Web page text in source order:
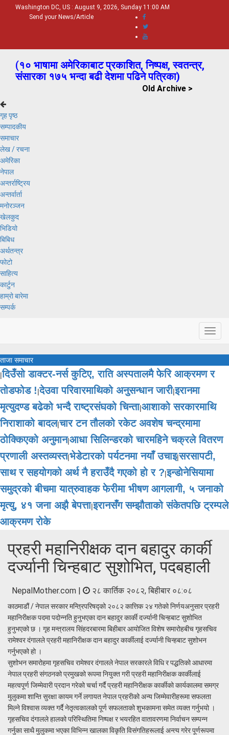
Washington DC, US : August 9, 2026, Sunday 11:00 AM
Send your News/Article
(१० भाषामा अमेरिकाबाट प्रकाशित, निष्पक्ष, स्वतन्त्र,
संसारका १७५ भन्दा बढी देशमा पढिने पत्रिका)
Old Archive >
गृह पृष्ठ
सम्पादकीय
समाचार
लेख / रचना
अमेरिका
नेपाल
अन्तर्राष्ट्रिय
अन्तर्वार्ता
मनोरञ्जन
खेलकुद
भिडियो
बिबिध
अर्थतन्त्र
फोटो
साहित्य
कार्टुन
हाम्रो बारेमा
सम्पर्क
ताजा समाचार
|दिउँसो डाक्टर-नर्स कुटिए, राति अस्पतालमै फेरि आक्रमण र
तोडफोड !|देउवा परिवारमाथिको अनुसन्धान जारी|इरानमा
मृत्युदण्ड बढेको भन्दै राष्ट्रसंघको चिन्ता|आशाको सरकारमाथि
निराशाको बादल|चार टन तौलको रकेट अवशेष चन्द्रमामा
ठोक्किएको अनुमान|आधा सिलिन्डरको चारमहिने चक्रले वितरण
प्रणाली अस्तव्यस्त|भेडेटारको पर्यटनमा नयाँ उचाइ|सरसापटी,
साथ र सहयोगको अर्थ नै हराउँदै गएको हो र ?|इन्डोनेसियामा
समुद्रको बीचमा यात्रुवाहक फेरीमा भीषण आगलागी, ५ जनाको
मृत्यु, ४१ जना अझै बेपत्ता|इरानसँग सम्झौताको संकेतपछि ट्रम्पले
आक्रमण रोके
प्रहरी महानिरीक्षक दान बहादुर कार्की
दर्ज्यानी चिन्हबाट सुशोभित, पदबहाली
NepalMother.com | २८ कार्तिक २०८२, बिहीबार ०८:०८
काठमाडौं / नेपाल सरकार मन्त्रिपरिषद्को २०८२ कात्तिक २४ गतेको निर्णयअनुसार प्रहरी
महानिरीक्षक पदमा पदोन्नति हुनुभएका दान बहादुर कार्की दर्ज्यानी चिन्हबाट सुशोभित
हुनुभएको छ । गृह मन्त्रालय सिंहदरबारमा बिहीबार आयोजित विशेष समारोहबीच गृहसचिव
रामेश्‍वर दंगालले प्रहरी महानिरीक्षक दान बहादुर कार्कीलाई दर्ज्यानी चिन्हबाट सुशोभन
गर्नुभएको हो ।
सुशोभन समारोहमा गृहसचिव रामेश्‍वर दंगालले नेपाल सरकारले विधि र पद्धतिको आधारमा
नेपाल प्रहरी संगठनको प्रमुखको रूपमा नियुक्त गरी प्रहरी महानिरीक्षक कार्कीलाई
महत्वपूर्ण जिम्मेवारी प्रदान गरेको चर्चा गर्दै प्रहरी महानिरीक्षक कार्कीको कार्यकालमा समग्र
मुलुकमा शान्ति सुरक्षा कायम गर्ने लगायत नेपाल प्रहरीको अन्य जिम्मेवारीहरूमा सफलता
मिल्ने विश्वास व्यक्त गर्दै नेतृत्वकालको पूर्ण सफलताको शुभकामना समेत व्यक्त गर्नुभयो ।
गृहसचिव दंगालले हालको परिस्थितिमा निष्पक्ष र भयरहित वातावरणमा निर्वाचन सम्पन्न
गर्नुका साथै मुलुकमा भएका विभिन्न खालका विकृति विसंगतिहरूलाई अन्त्य गरेर पूर्णरूपमा